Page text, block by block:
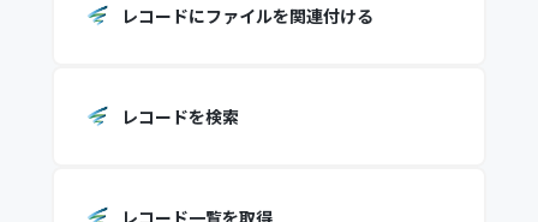
レコードにファイルを関連付ける
レコードを検索
レコード一覧を取得